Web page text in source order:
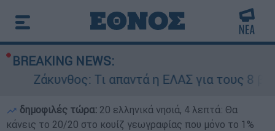
BREAKING NEWS:
Τι απαντά η ΕΛΑΣ για τους 8 βιασμούς
δημοφιλές τώρα: 20 ελληνικά νησιά, 4 λεπτά: Θα
κάνεις το 20/20 στο κουίζ γεωγραφίας που μόνο το 1%